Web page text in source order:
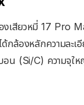
เสียวหมี่ 17 Pro
กล้องหลักความละเ
อน (Si/C) ความจุ